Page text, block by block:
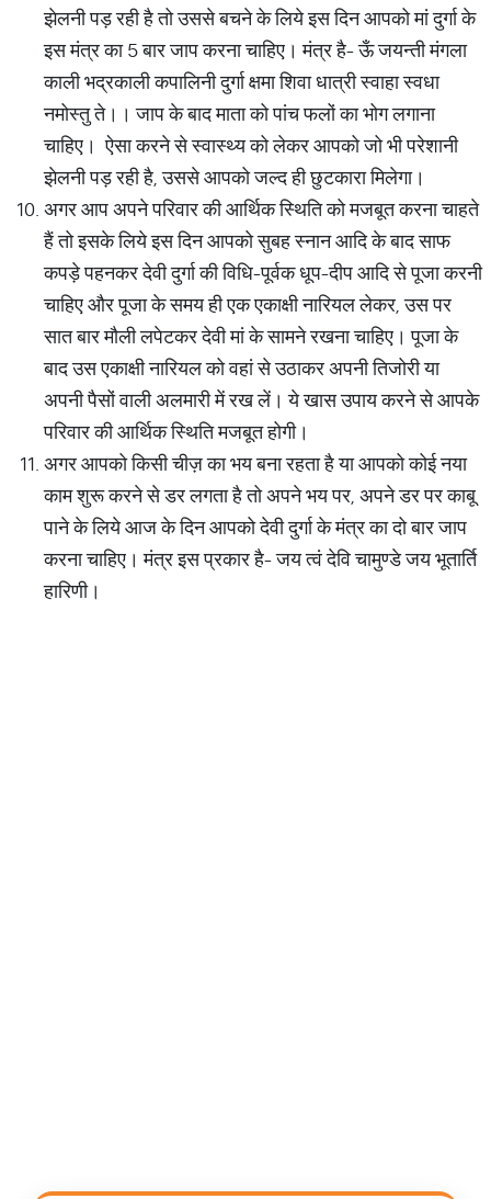
झेलनी पड़ रही है तो उससे बचने के लिये इस दिन आपको मां दुर्गा के
इस मंत्र का 5 बार जाप करना चाहिए। मंत्र है- ऊँ जयन्ती मंगला
काली भद्रकाली कपालिनी दुर्गा क्षमा शिवा धात्री स्वाहा स्वधा
नमोस्तु ते।। जाप के बाद माता को पांच फलों का भोग लगाना
चाहिए। ऐसा करने से स्वास्थ्य को लेकर आपको जो भी परेशानी
झेलनी पड़ रही है, उससे आपको जल्द ही छुटकारा मिलेगा।
अगर आप अपने परिवार की आर्थिक स्थिति को मजबूत करना चाहते
हैं तो इसके लिये इस दिन आपको सुबह स्नान आदि के बाद साफ
कपड़े पहनकर देवी दुर्गा की विधि-पूर्वक धूप-दीप आदि से पूजा करनी
चाहिए और पूजा के समय ही एक एकाक्षी नारियल लेकर, उस पर
सात बार मौली लपेटकर देवी मां के सामने रखना चाहिए। पूजा के
बाद उस एकाक्षी नारियल को वहां से उठाकर अपनी तिजोरी या
अपनी पैसों वाली अलमारी में रख लें। ये खास उपाय करने से आपके
परिवार की आर्थिक स्थिति मजबूत होगी।
अगर आपको किसी चीज़ का भय बना रहता है या आपको कोई नया
काम शुरू करने से डर लगता है तो अपने भय पर, अपने डर पर काबू
पाने के लिये आज के दिन आपको देवी दुर्गा के मंत्र का दो बार जाप
करना चाहिए। मंत्र इस प्रकार है- जय त्वं देवि चामुण्डे जय भूतार्ति
हारिणी।